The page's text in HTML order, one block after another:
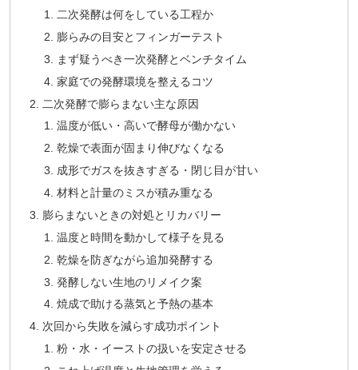
二次発酵は何をしている工程か
膨らみの目安とフィンガーテスト
まず疑うべき一次発酵とベンチタイム
家庭での発酵環境を整えるコツ
二次発酵で膨らまない主な原因
温度が低い・高いで酵母が働かない
乾燥で表面が固まり伸びなくなる
成形でガスを抜きすぎる・閉じ目が甘い
材料と計量のミスが積み重なる
膨らまないときの対処とリカバリー
温度と時間を動かして様子を見る
乾燥を防ぎながら追加発酵する
発酵しない生地のリメイク案
焼成で助ける蒸気と予熱の基本
次回から失敗を減らす成功ポイント
粉・水・イーストの扱いを安定させる